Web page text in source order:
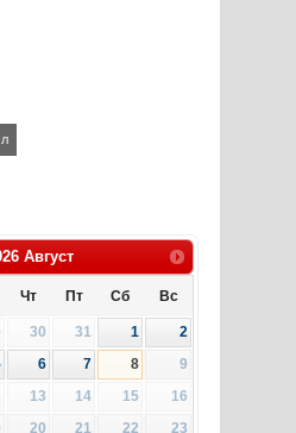
Август
Чт Пт Сб Вс
30 31 1
2
6 7 8
9
13 14 15
16
20 21 22
23